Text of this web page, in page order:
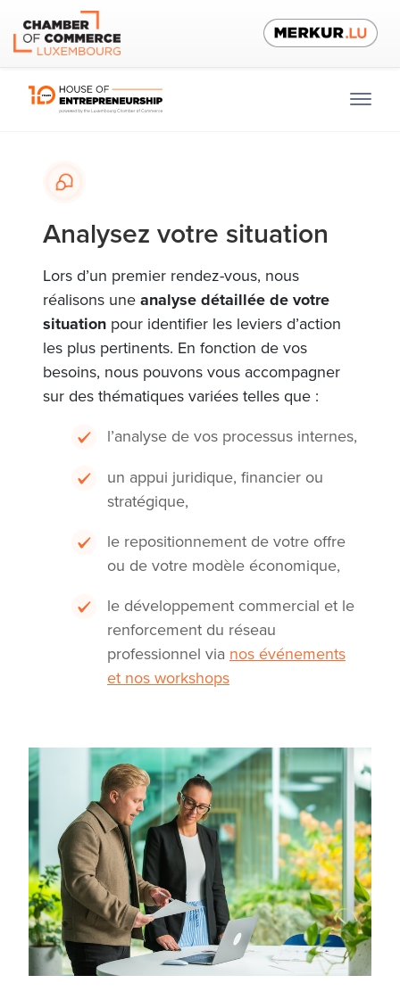
Analysez votre situation
Lors d’un premier rendez-vous, nous
réalisons uneanalyse détailléede votre
situation pour identifier les leviers d’action
les plus pertinents. En fonction de vos
besoins, nous pouvons vous accompagner
sur des thématiques variées telles que :
l’analyse de vos processus internes,
un appui juridique, financier ou
stratégique,
le repositionnement de votre offre
ou de votre modèle économique,
le développement commercial et le
renforcement du réseau
professionnel via nos événements
et nos workshops